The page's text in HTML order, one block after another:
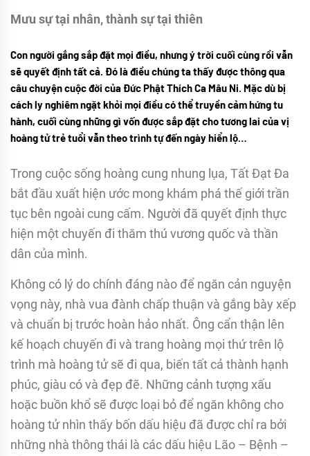
Mưu sự tại nhân, thành sự tại thiên
Con người gắng sắp đặt mọi điều, nhưng ý trời cuối cùng rồi vẫn
sẽ quyết định tất cả. Đó là điều chúng ta thấy được thông qua
câu chuyện cuộc đời của Đức Phật Thích Ca Mâu Ni. Mặc dù bị
cách ly nghiêm ngặt khỏi mọi điều có thể truyền cảm hứng tu
hành, cuối cùng những gì vốn được sắp đặt cho tương lai của vị
hoàng tử trẻ tuổi vẫn theo trình tự đến ngày hiển lộ…
Trong cuộc sống hoàng cung nhung lụa, Tất Đạt Đa
bắt đầu xuất hiện ước mong khám phá thế giới trần
tục bên ngoài cung cấm. Người đã quyết định thực
hiện một chuyến đi thăm thú vương quốc và thần
dân của mình.
Không có lý do chính đáng nào để ngăn cản nguyện
vọng này, nhà vua đành chấp thuận và gắng bày xếp
và chuẩn bị trước hoàn hảo nhất. Ông cẩn thận lên
kế hoạch chuyến đi và trang hoàng mọi thứ trên lộ
trình mà hoàng tử sẽ đi qua, biến tất cả thành hạnh
phúc, giàu có và đẹp đẽ. Những cảnh tượng xấu
hoặc buồn khổ sẽ được loại bỏ để ngăn không cho
hoàng tử nhìn thấy bốn dấu hiệu đã được chỉ ra bởi
những nhà thông thái là các dấu hiệu Lão – Bệnh –